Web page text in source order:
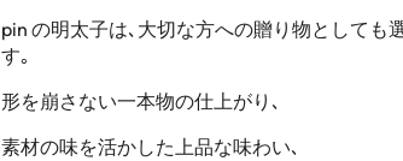
pin の明太子は､ 大切な方への贈り物としても
す｡
形を崩さない一本物の仕上がり､
素材の味を活かした上品な味わい､